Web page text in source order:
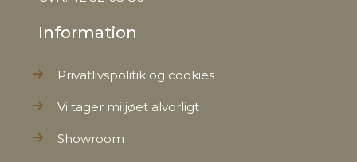
Information
Privatlivspolitik og cookies
Vi tager miljøet alvorligt
Showroom